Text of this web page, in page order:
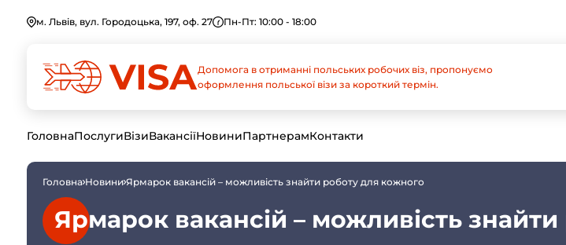
м. Львів, вул. Городоцька, 197, оф. 27 Пн-Пт: 10:00 - 18:00
Допомога в отриманні польських робочих віз, пропонуємо
оформлення польської візи за короткий термін.
ГоловнаПослугиВізиВакансіїНовиниПартнерамКонтакти
Головна Новини Ярмарок вакансій – можливість знайти роботу для кожного
Ярмарок вакансій – можливість